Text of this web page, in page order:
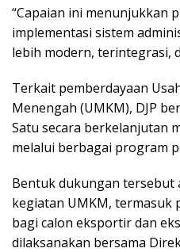
“Capaian ini menunjukkan
implementasi sistem
lebih modern, terintegrasi,
Terkait pemberdayaan
Menengah (UMKM), DJP
Satu secara berkelanjutan
melalui berbagai program
Bentuk dukungan tersebut
kegiatan UMKM, termasuk
bagi calon eksportir dan
dilaksanakan bersama